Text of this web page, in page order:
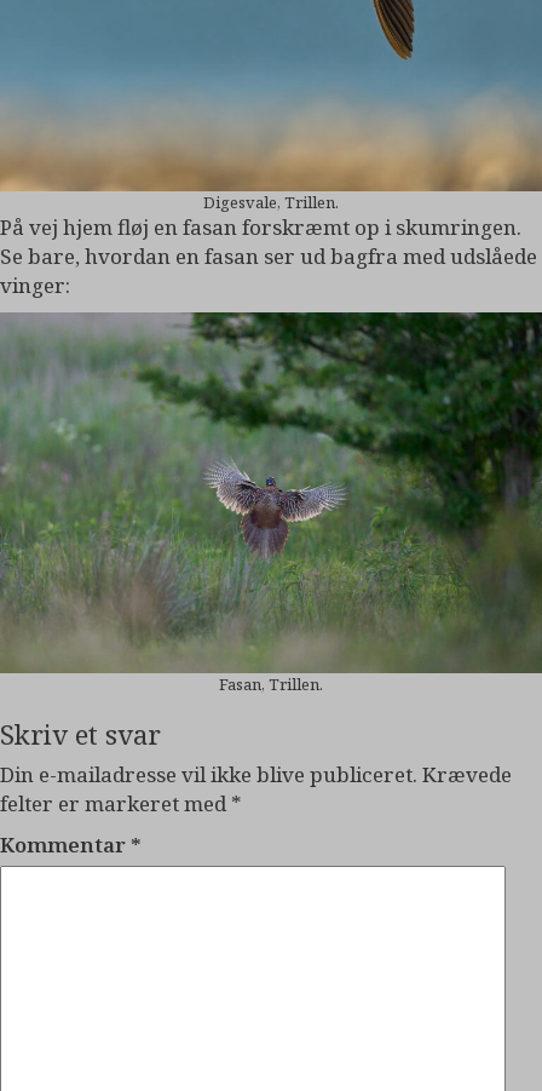
Digesvale, Trillen.
På vej hjem fløj en fasan forskræmt op i skumringen.
Se bare, hvordan en fasan ser ud bagfra med udslåede
vinger:
Fasan, Trillen.
Skriv et svar
Din e-mailadresse vil ikke blive publiceret. Krævede
felter er markeret med *
Kommentar *